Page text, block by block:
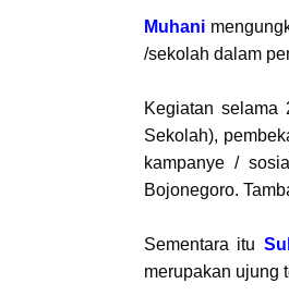
Muhani
/sekolah dalam
Kegiatan selama
Sekolah),
kampanye /
Bojonegoro.
Sementara itu
merupakan ujung